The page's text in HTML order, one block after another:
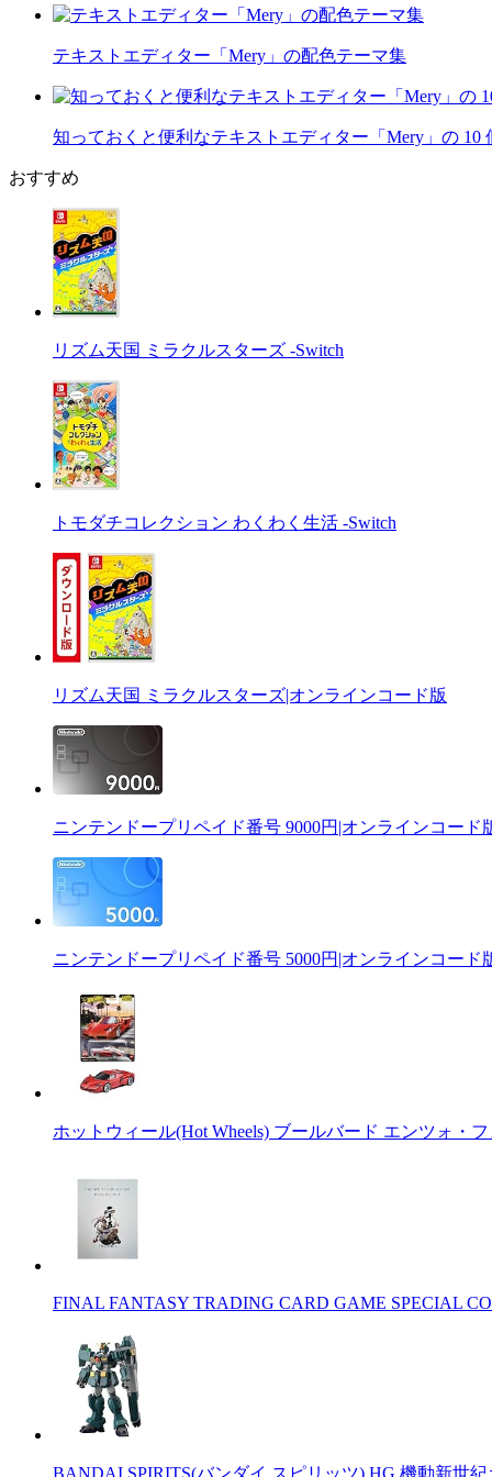
テキストエディター「Mery」の配色テーマ集
知っておくと便利なテキストエディター「Mery」の 10
おすすめ
リズム天国 ミラクルスターズ -Switch
トモダチコレクション わくわく生活 -Switch
リズム天国 ミラクルスターズ|オンラインコード版
ニンテンドープリペイド番号 9000円|オンラインコード
ニンテンドープリペイド番号 5000円|オンラインコード
ホットウィール(Hot Wheels) ブールバード エンツォ・
FINAL FANTASY TRADING CARD GAME SPECIAL
BANDAI SPIRITS(バンダイ スピリッツ) HG 機動新世